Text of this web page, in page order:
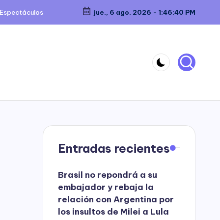
Espectáculos jue., 6 ago. 2026 - 1:46:40 PM
Entradas recientes
Brasil no repondrá a su
embajador y rebaja la
relación con Argentina por
los insultos de Milei a Lula